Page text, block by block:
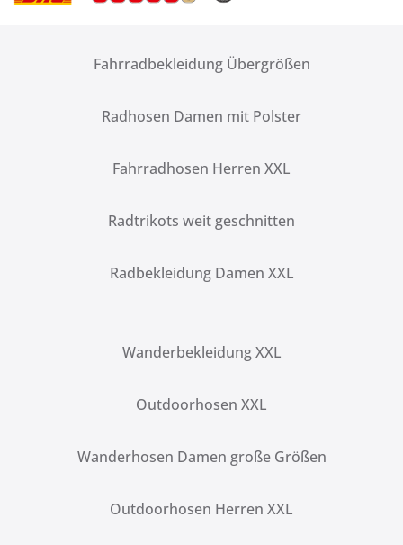
Fahrradbekleidung Übergrößen
Radhosen Damen mit Polster
Fahrradhosen Herren XXL
Radtrikots weit geschnitten
Radbekleidung Damen XXL
Wanderbekleidung XXL
Outdoorhosen XXL
Wanderhosen Damen große Größen
Outdoorhosen Herren XXL